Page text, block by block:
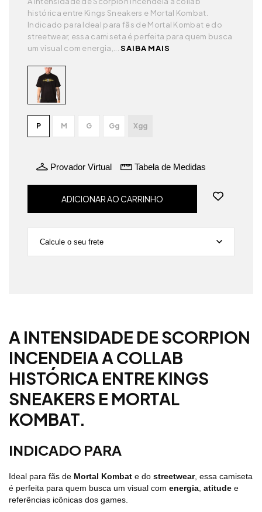
histórica entre Kings Sneakers e Mortal Kombat.
Indicado para Ideal para fãs de Mortal Kombat e do
streetwear, essa camiseta é perfeita para quem busca
um visual com energia,...SAIBA MAIS
P M G Gg Xgg
Provador Virtual Tabela de Medidas
Calcule o seu frete
A INTENSIDADE DE SCORPION
INCENDEIA A COLLAB
HISTÓRICA ENTRE KINGS
SNEAKERS E MORTAL
KOMBAT.
INDICADO PARA
Ideal para fãs de Mortal Kombat e do streetwear, essa camiseta
é perfeita para quem busca um visual com energia atitude e
referências icônicas dos games.